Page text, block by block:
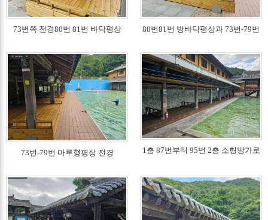
73번쪽 전경80번 81번 바닥평상 80번81번 방바닥평상과 73번-79번
73번-79번 마루형평상 전경 1층 87번부터 95번 2층 소형방가로